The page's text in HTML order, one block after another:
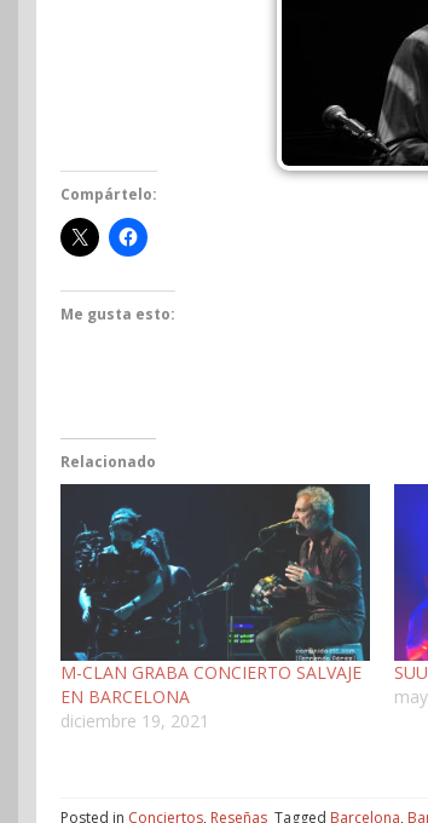
Compártelo:
Me gusta esto:
Relacionado
M-CLAN GRABA CONCIERTO SALVAJE
EN BARCELONA
diciembre 19, 2021
Posted in Conciertos, Reseñas Tagged Barcelona,